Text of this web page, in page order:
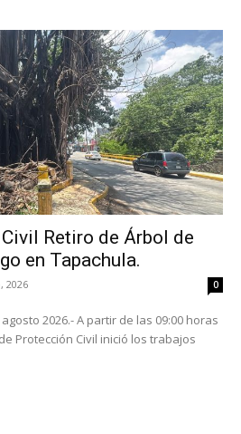
Retiro de Árbol de
en Tapachula.
2026 0
2026.- A partir de las 09:00 horas
Protección Civil inició los trabajos